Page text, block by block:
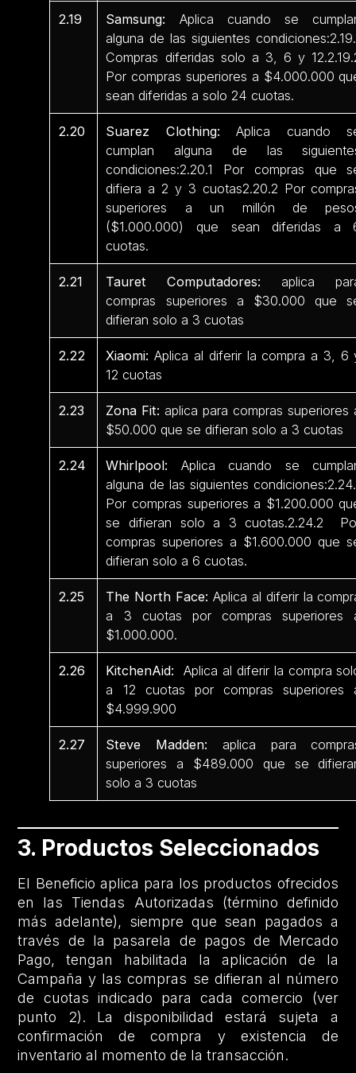
2.19 Samsung: Aplica cuando se
alguna de las siguientes
Compras diferidas solo a 3, 6 y
Por compras superiores a $4.000.000
sean diferidas a solo 24 cuotas.
2.20 Suarez Clothing: Aplica cuando
cumplan alguna de las
condiciones:2.20.1 Por compras que
difiera a 2 y 3 cuotas2.20.2 Por
superiores a un millón de
($1.000.000) que sean diferidas a
cuotas.
2.21 Tauret Computadores: aplica
compras superiores a $30.000 que
difieran solo a 3 cuotas
2.22 Xiaomi: Aplica al diferir la compra a 3, 6
12 cuotas
2.23 Zona Fit: aplica para compras superiores
$50.000 que se difieran solo a 3 cuotas
2.24 Whirlpool: Aplica cuando se
alguna de las siguientes
Por compras superiores a $1.200.000
se difieran solo a 3 cuotas.2.24.2
compras superiores a $1.600.000 que
difieran solo a 6 cuotas.
2.25 The North Face: Aplica al diferir la
a 3 cuotas por compras superiores
$1.000.000.
2.26 KitchenAid:Aplica al diferir la compra
a 12 cuotas por compras superiores
$4.999.900
2.27 Steve Madden: aplica para
superiores a $489.000 que se
solo a 3 cuotas
3. Productos Seleccionados
El Beneficio aplica para los productos ofrecidos
en las Tiendas Autorizadas (término definido
más adelante), siempre que sean pagados a
través de la pasarela de pagos de Mercado
Pago, tengan habilitada la aplicación de la
Campaña y las compras se difieran al número
de cuotas indicado para cada comercio (ver
punto 2). La disponibilidad estará sujeta a
confirmación de compra y existencia de
inventario al momento de la transacción.